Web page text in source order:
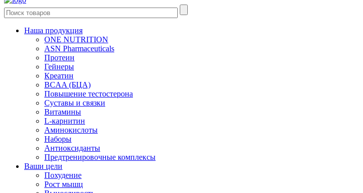
Наша продукция
ONE NUTRITION
ASN Pharmaceuticals
Протеин
Гейнеры
Креатин
BCAA (БЦА)
Повышение тестостерона
Суставы и связки
Витамины
L-карнитин
Аминокислоты
Наборы
Антиоксиданты
Предтренировочные комплексы
Ваши цели
Похудение
Рост мышц